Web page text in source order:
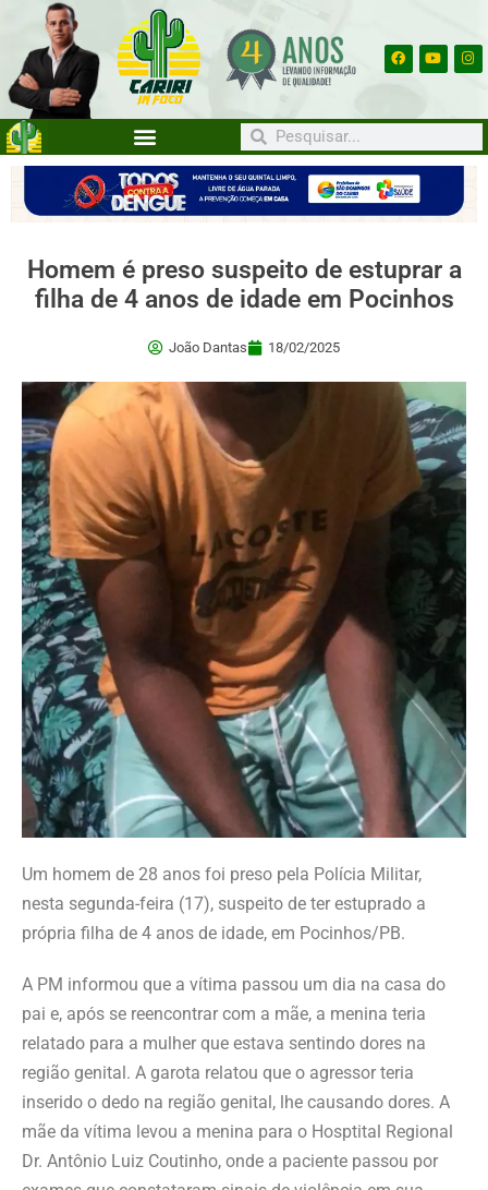
Homem é preso suspeito de estuprar a
filha de 4 anos de idade em Pocinhos
João Dantas 18/02/2025
Um homem de 28 anos foi preso pela Polícia Militar,
nesta segunda-feira (17), suspeito de ter estuprado a
própria filha de 4 anos de idade, em Pocinhos/PB.
A PM informou que a vítima passou um dia na casa do
pai e, após se reencontrar com a mãe, a menina teria
relatado para a mulher que estava sentindo dores na
região genital. A garota relatou que o agressor teria
inserido o dedo na região genital, lhe causando dores. A
mãe da vítima levou a menina para o Hosptital Regional
Dr. Antônio Luiz Coutinho, onde a paciente passou por